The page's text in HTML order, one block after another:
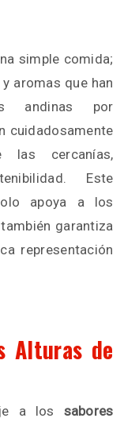
simple comida;
aromas que han
andinas por
cuidadosamente
las cercanías,
Este
apoya a los
garantiza
representación
Alturas de
a los sabores